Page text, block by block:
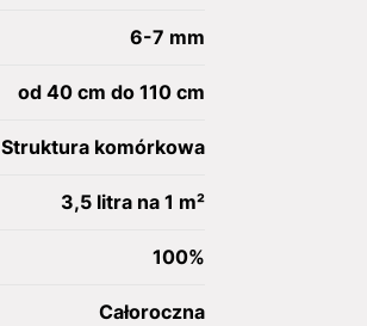
6-7 mm
od 40 cm do 110 cm
Struktura komórkowa
3,5 litra na 1 m²
100%
Całoroczna